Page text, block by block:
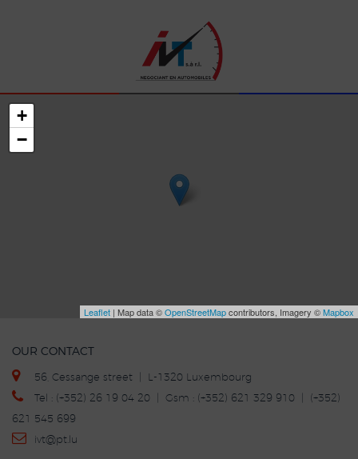
+
−
Leaflet | Map data ©OpenStreetMapcontributors, Imagery ©Mapbox
OUR CONTACT
56, Cessange street | L-1320 Luxembourg
Tel : (+352) 26 19 04 20 | Gsm : (+352) 621 329 910 | (+352)
621 545 699
ivt@pt.lu